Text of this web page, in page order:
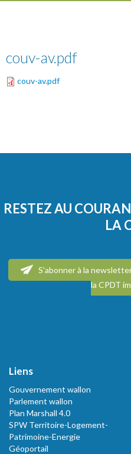
couv-av.pdf
couv-av.pdf
RESTEZ AU
LA
S'abonner à la
la CPDT
Liens
Gouvernement wallon
Parlement wallon
Plan Marshall 4.0
SPW Territoire-Logement-
Patrimoine-Energie
Géoportail